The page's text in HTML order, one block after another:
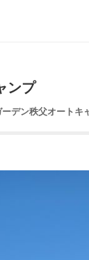
ンプ
デン秩父オートキ